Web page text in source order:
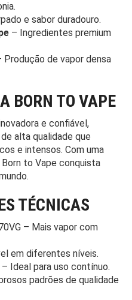
e sabor duradouro.
– Ingredientes premium
Produção de vapor densa
BORN TO VAPE
e confiável,
alta qualidade que
e intensos. Com uma
to Vape conquista
TÉCNICAS
– Mais vapor com
em diferentes níveis.
Ideal para uso contínuo.
padrões de qualidade